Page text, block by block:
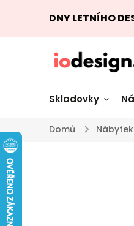
DNY LETNÍHO
Skladovky
Židle
Domů / Nábytek